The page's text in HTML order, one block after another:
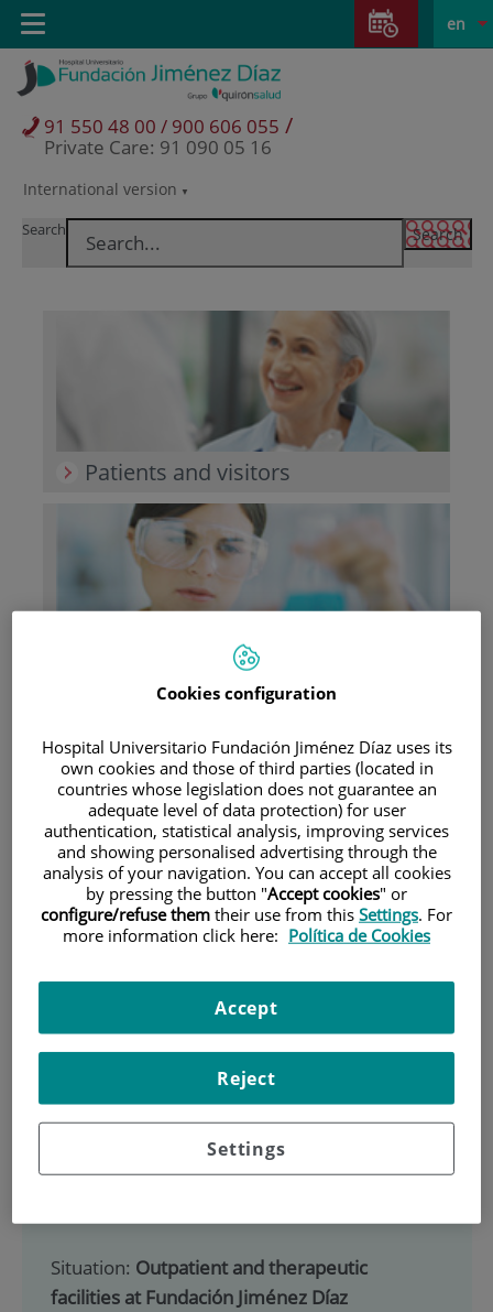
Jump to content
Jump
content
Language
Active
en
International version
91 550 48 00 / 900 606 055 /
Private Care: 91 090 05 16
Search
Toggle
navigation
Patients and visitors
Teaching
Teléfono de atención al usuario
900 301 013
HOME SERVICES PORTFOLIO
|SECTOR PRIVADO
Situation: Outpatient and therapeutic
facilities at Fundación Jiménez Díaz
Cookies configuration
Hospital Universitario Fundación Jiménez Díaz uses its
own cookies and those of third parties (located in
countries whose legislation does not guarantee an
adequate level of data protection) for user
authentication, statistical analysis, improving services
and showing personalised advertising through the
analysis of your navigation. You can accept all cookies
by pressing the button "Accept cookies" or
configure/refuse them their use from this Settings. For
more information click here: Política de Cookies
Settings
Reject
Accept